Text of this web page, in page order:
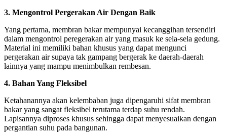
3. Mengontrol Pergerakan Air Dengan Baik
Yang pertama, membran bakar mempunyai kecanggihan tersendiri
dalam mengontrol peregerakan air yang masuk ke sela-sela gedung.
Material ini memiliki bahan khusus yang dapat mengunci
pergerakan air supaya tak gampang bergerak ke daerah-daerah
lainnya yang mampu menimbulkan rembesan.
4. Bahan Yang Fleksibel
Ketahanannya akan kelembaban juga dipengaruhi sifat membran
bakar yang sangat fleksibel terutama terdap suhu rendah.
Lapisannya diproses khusus sehingga dapat menyesuaikan dengan
pergantian suhu pada bangunan.